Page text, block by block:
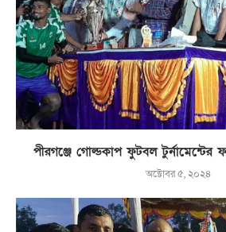
পীরগঞ্জে গোল্ডকাপ ফুটবল টুর্নামেন্টের
অক্টোবর ৫, ২০২৪